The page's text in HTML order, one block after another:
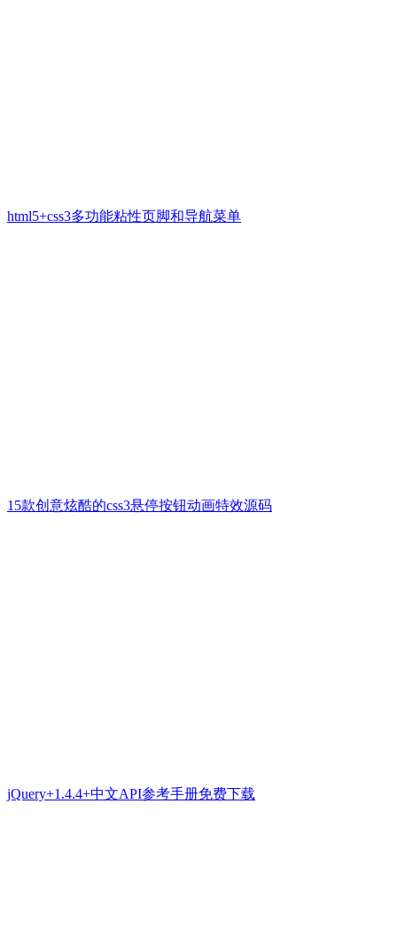
html5+css3多功能粘性页脚和导航菜单
15款创意炫酷的css3悬停按钮动画特效源码
jQuery+1.4.4+中文API参考手册免费下载